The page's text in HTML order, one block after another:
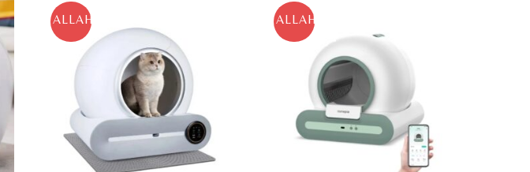
ALLAHINDLUS! ALLAHINDLUS!